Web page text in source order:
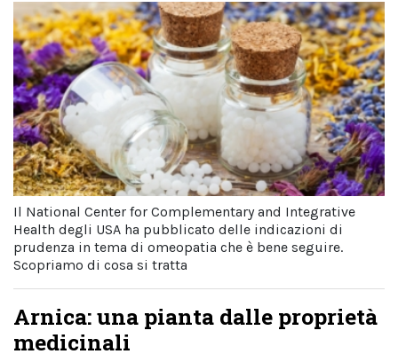
Il National Center for Complementary and Integrative
Health degli USA ha pubblicato delle indicazioni di
prudenza in tema di omeopatia che è bene seguire.
Scopriamo di cosa si tratta
Arnica: una pianta dalle proprietà
medicinali